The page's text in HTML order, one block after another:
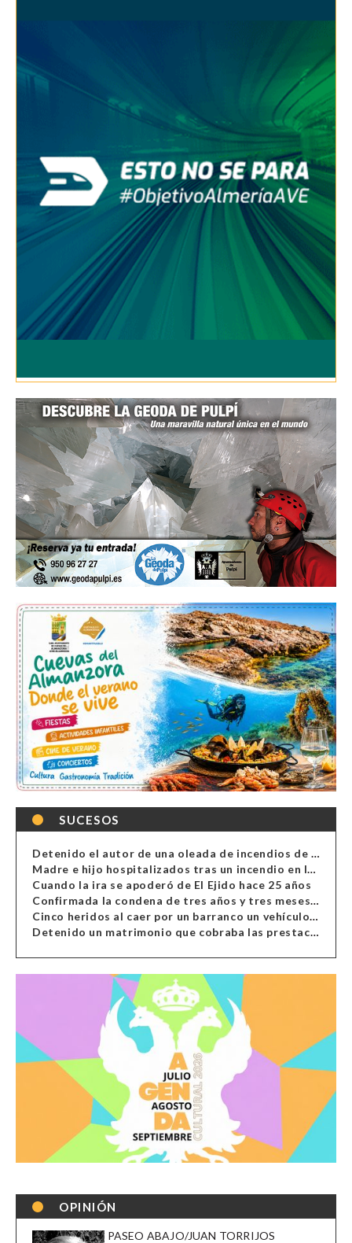
SUCESOS
Detenido el autor de una oleada de incendios de contenedores en Almería
Madre e hijo hospitalizados tras un incendio en la cocina de una vivienda en Almería
Cuando la ira se apoderó de El Ejido hace 25 años
Confirmada la condena de tres años y tres meses al hombre de Antas acusado de xenofobia
Cinco heridos al caer por un barranco un vehículo en Alcolea
Detenido un matrimonio que cobraba las prestaciones de ilegales en Almería, Granada, Málaga, Huelva y Murcia
OPINIÓN
PASEO ABAJO/JUAN TORRIJOS